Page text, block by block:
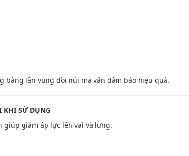
bằng lẫn vùng đồi núi mà vẫn đảm bảo hiệu quả.
KHI SỬ DỤNG
giúp giảm áp lực lên vai và lưng.